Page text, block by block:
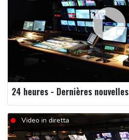
24 heures - Dernières nouvelles
Video in diretta